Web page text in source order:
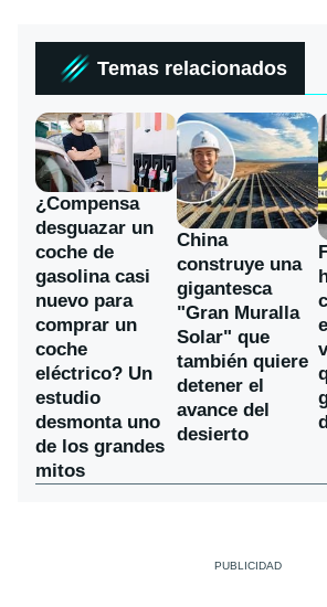
Temas relacionados
¿Compensa
desguazar un
coche de
gasolina casi
nuevo para
comprar un
coche
eléctrico? Un
estudio
desmonta uno
de los grandes
mitos
China
construye una
gigantesca
"Gran Muralla
Solar" que
también quiere
detener el
avance del
desierto